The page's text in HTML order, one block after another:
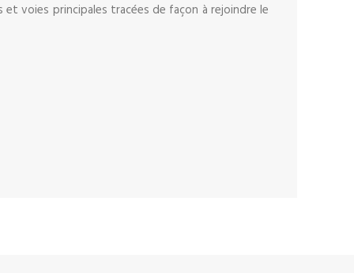
et voies principales tracées de façon à rejoindre le